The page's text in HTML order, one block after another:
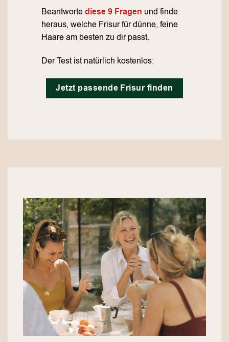
Beantwortediese 9 Fragen und finde
heraus, welche Frisur für dünne, feine
Haare am besten zu dir passt.
Der Test ist natürlich kostenlos:
Jetzt passende Frisur finden